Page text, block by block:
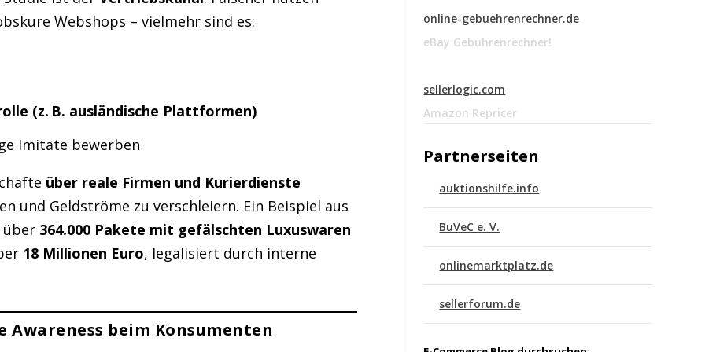
Webshops – vielmehr sind es:
(z. B. ausländische Plattformen)
Imitate bewerben
über reale Firmen und Kurierdienste
und Geldströme zu verschleiern. Ein Beispiel aus
über 364.000 Pakete mit gefälschten Luxuswaren
18 Millionen Euro, legalisiert durch interne
Awareness beim Konsumenten
online-gebuehrenrechner.de
eBay Gebührenrechner!
sellerlogic.com
Amazon Repricer
Partnerseiten
auktionshilfe.info
BuVeC e. V.
onlinemarktplatz.de
sellerforum.de